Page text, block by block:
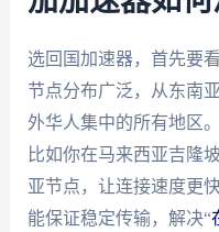
选回国加速器，首先要
节点分布广泛，从东南
外华人集中的所有地区
比如你在马来西亚吉隆
亚节点，让连接速度更
能保证稳定传输，解决“